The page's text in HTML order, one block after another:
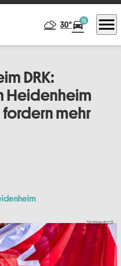
30°directions_car19 menu
DRK:
Heidenheim
mehr
Shutterstock